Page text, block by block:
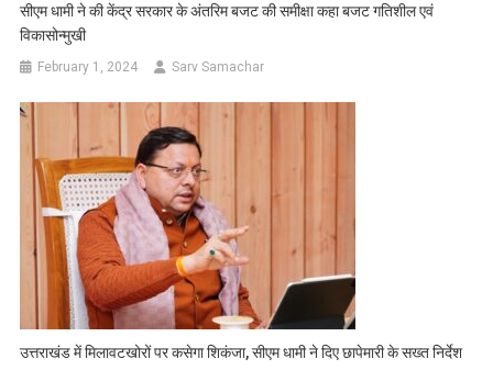
सीएम धामी ने की केंद्र सरकार के अंतरिम बजट की समीक्षा कहा बजट गतिशील एवं
विकासोन्मुखी
February 1, 2024 Sarv Samachar
उत्तराखंड में मिलावटखोरों पर कसेगा शिकंजा, सीएम धामी ने दिए छापेमारी के सख्त निर्देश